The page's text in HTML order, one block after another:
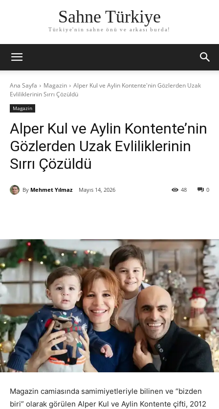
Sahne Türkiye
Türkiye'nin sahne önü ve arkası burda!
Ana Sayfa Magazin
Alper Kul ve Aylin Kontente'nin Gözlerden Uzak
Evliliklerinin Sırrı Çözüldü
Magazin
Alper Kul ve Aylin Kontente’nin
Gözlerden Uzak Evliliklerinin
Sırrı Çözüldü
By Mehmet Yılmaz Mayıs 14, 2026 0
48
Magazin camiasında samimiyetleriyle bilinen ve “bizden
biri” olarak görülen Alper Kul ve Aylin Kontente çifti, 2012